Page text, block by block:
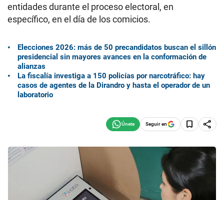
entidades durante el proceso electoral, en
específico, en el día de los comicios.
Elecciones 2026: más de 50 precandidatos buscan el sillón
presidencial sin mayores avances en la conformación de
alianzas
La fiscalía investiga a 150 policías por narcotráfico: hay
casos de agentes de la Dirandro y hasta el operador de un
laboratorio
Seguir en